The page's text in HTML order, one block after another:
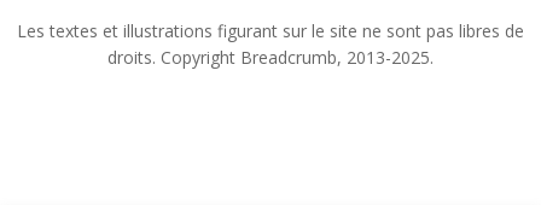
Les textes et illustrations figurant sur le site ne sont pas libres de
droits. Copyright Breadcrumb, 2013-2025.